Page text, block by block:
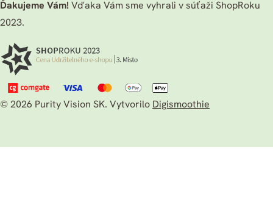
Ďakujeme Vám! Vďaka Vám sme vyhrali v súťaži ShopRoku
2023.
© 2026 Purity Vision SK. Vytvorilo Digismoothie